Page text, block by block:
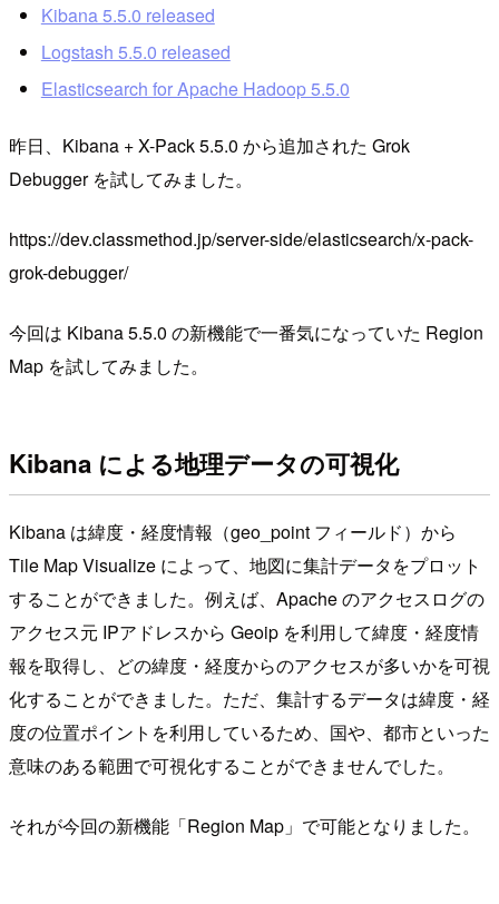
Kibana 5.5.0 released
Logstash 5.5.0 released
Elasticsearch for Apache Hadoop 5.5.0
昨日、Kibana + X-Pack 5.5.0 から追加された Grok
Debugger を試してみました。
https://dev.classmethod.jp/server-side/elasticsearch/x-pack-
grok-debugger/
今回は Kibana 5.5.0 の新機能で一番気になっていた Region
Map を試してみました。
Kibana による地理データの可視化
Kibana は緯度・経度情報（geo_point フィールド）から
Tile Map Visualize によって、地図に集計データをプロット
することができました。例えば、Apache のアクセスログの
アクセス元 IPアドレスから Geoip を利用して緯度・経度情
報を取得し、どの緯度・経度からのアクセスが多いかを可視
化することができました。ただ、集計するデータは緯度・経
度の位置ポイントを利用しているため、国や、都市といった
意味のある範囲で可視化することができませんでした。
それが今回の新機能「Region Map」で可能となりました。